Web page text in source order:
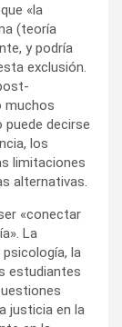
«la
(teoría
y podría
exclusión.
muchos
decirse
los
limitaciones
alternativas.
«conectar
La
la
estudiantes
justicia en la